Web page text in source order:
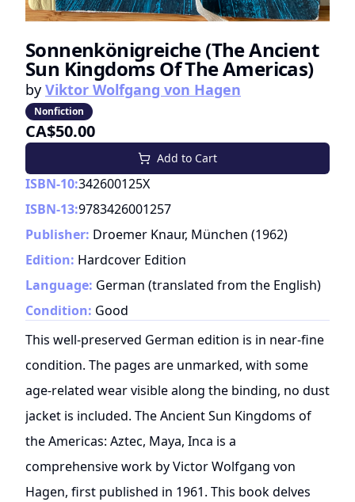
Sonnenkönigreiche (The Ancient
Sun Kingdoms Of The Americas)
by Viktor Wolfgang von Hagen
Nonfiction
CA$50.00
Add to Cart
ISBN-10:342600125X
ISBN-13:9783426001257
Publisher: Droemer Knaur, München (1962)
Edition: Hardcover Edition
Language: German (translated from the English)
Condition: Good
This well-preserved German edition is in near-fine
condition. The pages are unmarked, with some
age-related wear visible along the binding, no dust
jacket is included. The Ancient Sun Kingdoms of
the Americas: Aztec, Maya, Inca is a
comprehensive work by Victor Wolfgang von
Hagen, first published in 1961. This book delves